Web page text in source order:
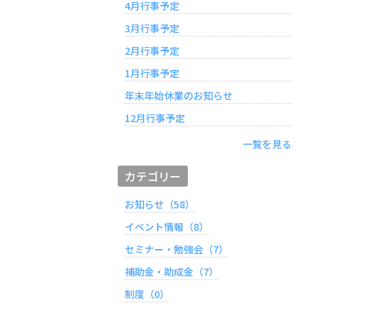
4月行事予定
3月行事予定
2月行事予定
1月行事予定
年末年始休業のお知らせ
12月行事予定
一覧を見る
カテゴリー
お知らせ（58）
イベント情報（8）
セミナー・勉強会（7）
補助金・助成金（7）
制度（0）